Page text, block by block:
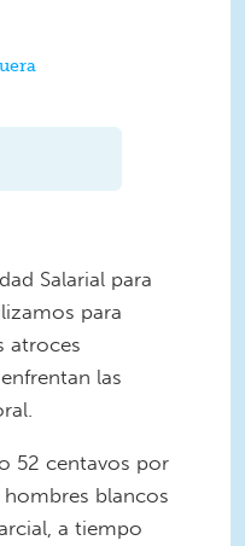
Salarial para
para
atroces
las
52 centavos por
blancos
a tiempo